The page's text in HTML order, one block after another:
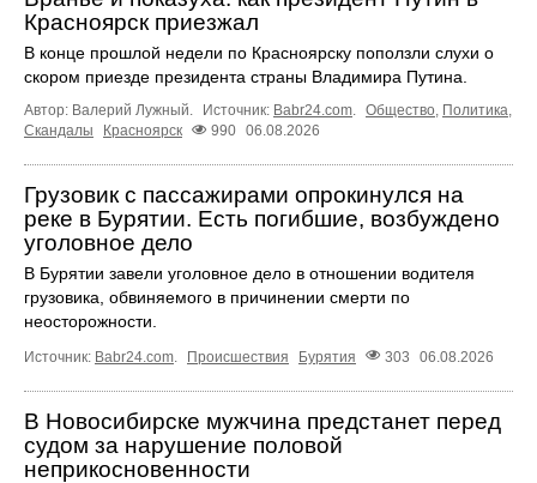
Красноярск приезжал
В конце прошлой недели по Красноярску поползли слухи о
скором приезде президента страны Владимира Путина.
Автор: Валерий Лужный. Источник: Babr24.com. Общество, Политика,
Скандалы
Красноярск 990 06.08.2026
Грузовик с пассажирами опрокинулся на
реке в Бурятии. Есть погибшие, возбуждено
уголовное дело
В Бурятии завели уголовное дело в отношении водителя
грузовика, обвиняемого в причинении смерти по
неосторожности.
Источник: Babr24.com Происшествия Бурятия 303 06.08.2026
В Новосибирске мужчина предстанет перед
судом за нарушение половой
неприкосновенности